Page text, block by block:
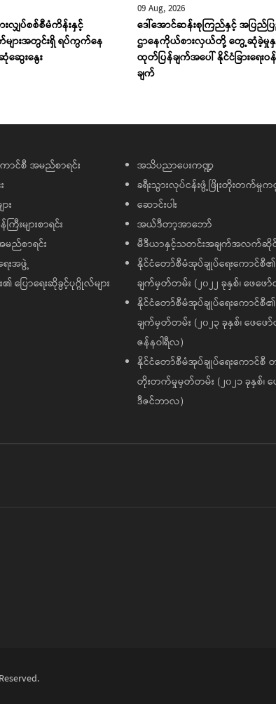
းလျှပ်စစ်စီမံကိန်းနှင့်
များအတွင်းရှိ ရပ်ကွက်နေ
ဆွေးနွေး
09 Aug, 2026
ဒေါ်အောင်ဆန်းစုကြည်နှင့် အပြည်
ဌာနေကိုယ်စားလှယ်တို့ တွေ့ဆုံခဲ့မှုနှ
ထုတ်ပြန်ချက်အပေါ် နိုင်ငံခြားရေ
ချက်
ာင်စီ အမည်စာရင်း
း
းများစာရင်း
ည်စာရင်း
းအဖွဲ့
ပြောရေးဆိုခွင့်ပုဂ္ဂိုလ်များ
အသိပညာပေးကဏ္ဍ
ခရီးသွားလုပ်ငန်းဖွံ့ဖြိုးတိုးတက်မှုက
ဆောင်းပါး
အယ်ဒီတာ့အာဘော်
မီဒီယာနှင့်သတင်းအချက်အလက်ဆို
နိုင်ငံတော်စီမံအုပ်ချုပ်ရေးကောင်
ချက်မှတ်တမ်း (၂၀၂၂ ခုနှစ်၊ ဖေဖေ
နိုင်ငံတော်စီမံအုပ်ချုပ်ရေးကောင်
ချက်မှတ်တမ်း (၂၀၂၃ ခုနှစ်၊ ဖေဖော်
ဇန်နဝါရီလ)
နိုင်ငံတော်စီမံအုပ်ချုပ်ရေးကောင်
တိုးတက်မှုမှတ်တမ်း (၂၀၂၁ ခုနှစ်၊ ဖေ
ဒီဇင်ဘာလ)